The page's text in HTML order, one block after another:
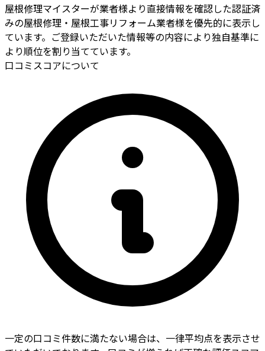
屋根修理マイスターが業者様より直接情報を確認した認証済
みの屋根修理・屋根工事リフォーム業者様を優先的に表示し
ています。ご登録いただいた情報等の内容により独自基準に
より順位を割り当てています。
口コミスコアについて
一定の口コミ件数に満たない場合は、一律平均点を表示させ